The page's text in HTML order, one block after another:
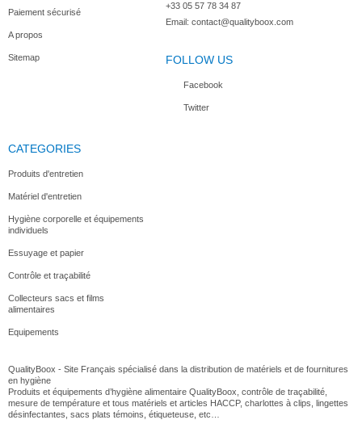
Paiement sécurisé
A propos
Sitemap
+33 05 57 78 34 87
Email: contact@qualityboox.com
FOLLOW US
Facebook
Twitter
CATEGORIES
Produits d'entretien
Matériel d'entretien
Hygiène corporelle et équipements
individuels
Essuyage et papier
Contrôle et traçabilité
Collecteurs sacs et films
alimentaires
Equipements
QualityBoox - Site Français spécialisé dans la distribution de matériels et de fournitures
en hygiène
Produits et équipements d’hygiène alimentaire QualityBoox, contrôle de traçabilité,
mesure de température et tous matériels et articles HACCP, charlottes à clips, lingettes
désinfectantes, sacs plats témoins, étiqueteuse, etc…